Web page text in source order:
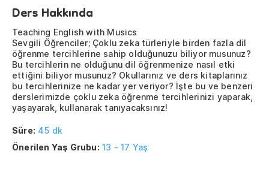
Ders Hakkında
Teaching English with Musics
Sevgili Öğrenciler; Çoklu zeka türleriyle birden fazla dil
öğrenme tercihlerine sahip olduğunuzu biliyor musunuz?
Bu tercihlerin ne olduğunu dil öğrenmenize nasıl etki
ettiğini biliyor musunuz? Okullarınız ve ders kitaplarınız
bu tercihlerinize ne kadar yer veriyor? İşte bu ve benzeri
derslerimizde çoklu zeka öğrenme tercihlerinizi yaparak,
yaşayarak, kullanarak tanıyacaksınız!
Süre: 45 dk
Önerilen Yaş Grubu: 13 - 17 Yaş